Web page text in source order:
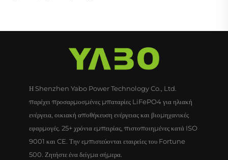
Η Shenzhen Yabo Power Technology Co., Ltd.
παρέχει προσαρμοσμένες μπαταρίες LiFePO4 για ηλιακή
ενέργεια, οικιακή αποθήκευση ενέργειας και βιομηχανικές
εφαρμογές. 25+ χρόνια εμπειρίας, πιστοποιημένες κατά ISO
9001 και CE. Την εμπιστεύονται εταιρείες του Fortune
500. Ζητήστε ένα δείγμα σήμερα.